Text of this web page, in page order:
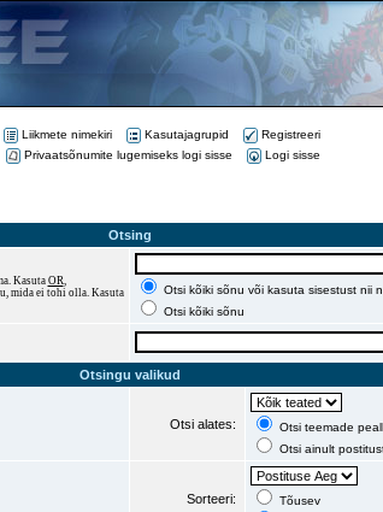
Liikmete nimekiri Kasutajagrupid
Registreeri
Privaatsõnumite lugemiseks logi sisse Logi sisse
Otsing
KasutaOR,
mida ei tohi olla. Kasuta
Otsi kõiki sõnu või kasuta sisestust nii
Otsi kõiki sõnu
Otsingu valikud
Otsi alates:
Otsi teemade
Otsi ainult
Sorteeri:
Tõusev